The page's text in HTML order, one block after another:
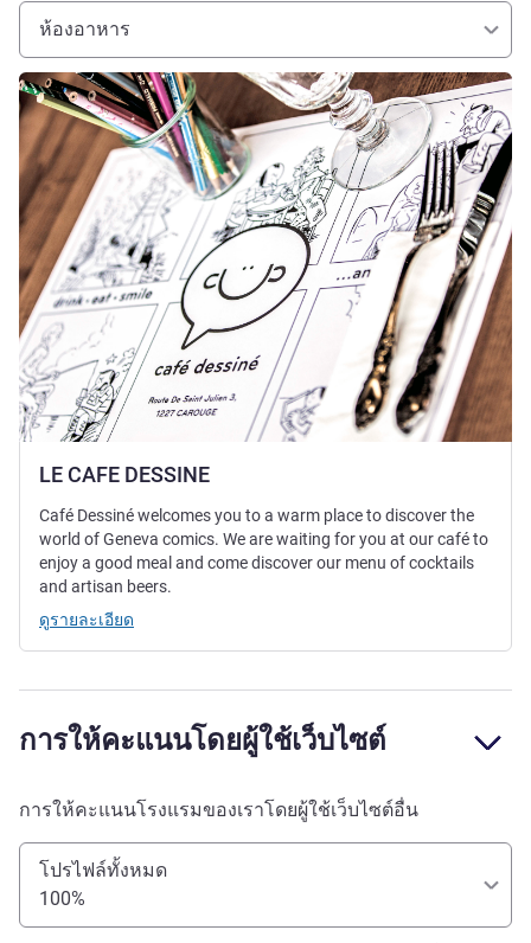
ห้องอาหาร
LE CAFE DESSINE
ดูรายละเอียด
Café Dessiné welcomes you to a warm place to discover the
world of Geneva comics. We are waiting for you at our café to
enjoy a good meal and come discover our menu of cocktails
and artisan beers.
ดูรายละเอียด
การให้คะแนนโดยผู้ใช้เว็บไซต์
การให้คะแนนโรงแรมของเราโดยผู้ใช้เว็บไซต์อื่น
โปรไฟล์ทั้งหมด
100%